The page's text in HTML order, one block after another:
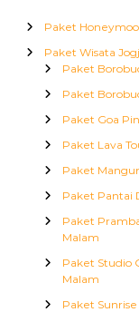
Paket
Paket Wisata
Paket
Paket
Paket Goa
Paket Lava
Paket
Paket Pantai
Paket
Malam
Paket Studio
Malam
Paket